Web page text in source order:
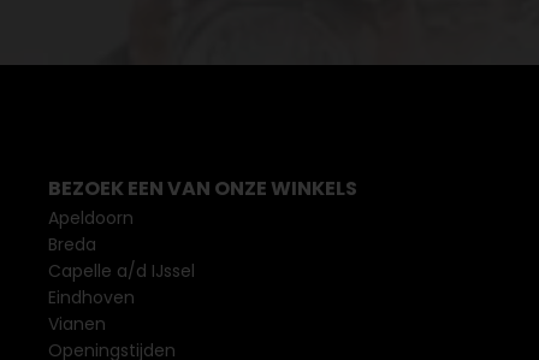
BEZOEK EEN VAN ONZE WINKELS
Apeldoorn
Breda
Capelle a/d IJssel
Eindhoven
Vianen
Openingstijden